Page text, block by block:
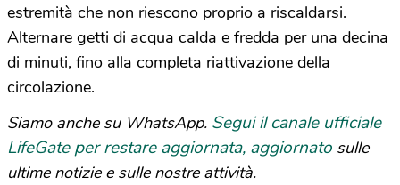
estremità che non riescono proprio a riscaldarsi.
Alternare getti di acqua calda e fredda per una decina
di minuti, fino alla completa riattivazione della
circolazione.
Siamo anche su WhatsApp. Segui il canale ufficiale
LifeGate per restare aggiornata, aggiornato sulle
ultime notizie e sulle nostre attività.